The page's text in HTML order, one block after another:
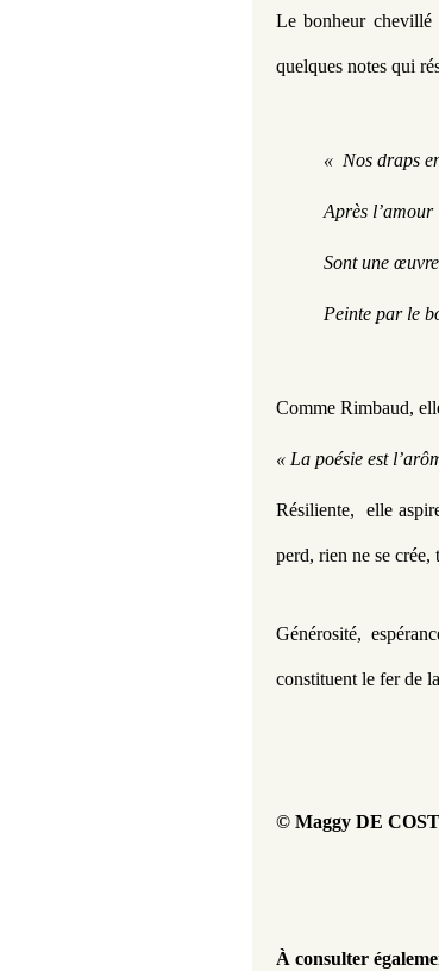
Le bonheur chevillé
quelques notes qui
«  Nos draps
Après l’amour
Sont une
Peinte par le
Comme Rimbaud,
« La poésie est
Résiliente,  elle
perd, rien ne se crée,
Générosité,
constituent le fer de
© Maggy DE
À consulter